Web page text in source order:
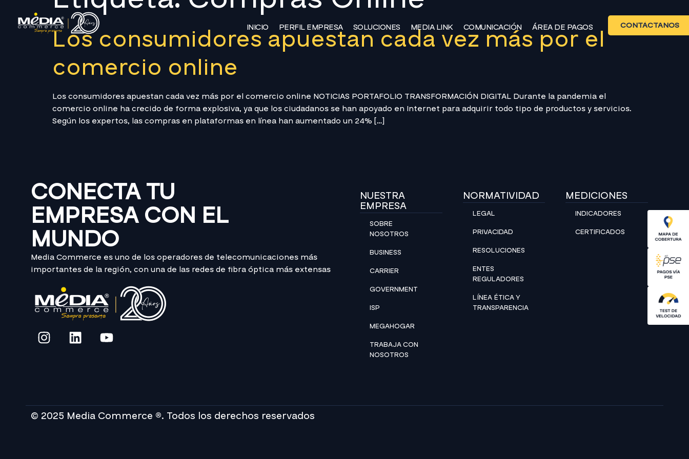
INICIO PERFIL EMPRESA SOLUCIONES MEDIA LINK COMUNICACIÓN ÁREA DE PAGOS CONTÁCTANOS
Los consumidores apuestan cada vez más por el
comercio online
Los consumidores apuestan cada vez más por el comercio online NOTICIAS PORTAFOLIO TRANSFORMACIÓN DIGITAL Durante la pandemia el
comercio online ha crecido de forma explosiva, ya que los ciudadanos se han apoyado en Internet para adquirir todo tipo de productos y servicios.
Según los expertos, las compras en plataformas en línea han aumentado un 24% […]
CONECTA TU
EMPRESA CON EL
MUNDO
Media Commerce es uno de los operadores de telecomunicaciones más
importantes de la región, con una de las redes de fibra óptica más extensas
NUESTRA
EMPRESA
SOBRE
NOSOTROS
BUSINESS
CARRIER
GOVERNMENT
ISP
MEGAHOGAR
TRABAJA CON
NOSOTROS
NORMATIVIDAD
LEGAL
PRIVACIDAD
RESOLUCIONES
ENTES
REGULADORES
LÍNEA ÉTICA Y
TRANSPARENCIA
MEDICIONES
INDICADORES
CERTIFICADOS
© 2025 Media Commerce ®. Todos los derechos reservados